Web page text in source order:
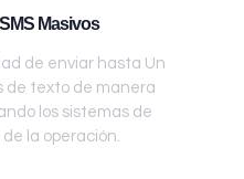
Masivos
de enviar hasta Un
de texto de manera
los sistemas de
la operación.